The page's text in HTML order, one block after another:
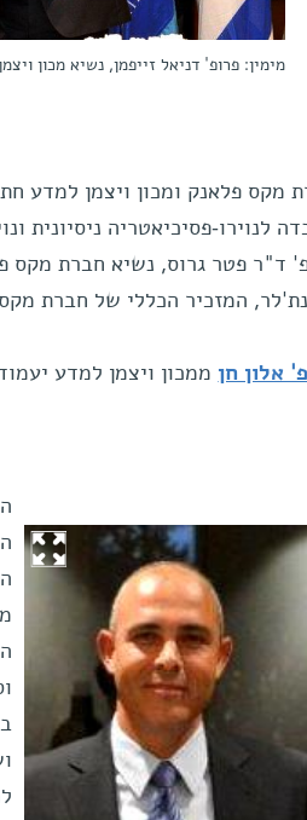
מימין: פרופ' דניאל זייפמן, נשיא מכון
לנוירו-פסיכיאטריה ניסיונית
ד"ר פטר גרוס, נשיא חברת מקס
המזכיר הכללי של חברת מקס
אלון חן ממכון ויצמן למדע